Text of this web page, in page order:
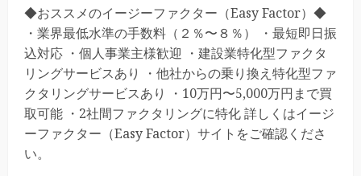
◆おススメのイージーファクター（Easy Factor）◆
・業界最低水準の手数料（２％〜８％） ・最短即日振
込対応 ・個人事業主様歓迎 ・建設業特化型ファクタ
リングサービスあり ・他社からの乗り換え特化型ファ
クタリングサービスあり ・10万円〜5,000万円まで買
取可能 ・2社間ファクタリングに特化 詳しくはイージ
ーファクター（Easy Factor）サイトをご確認くださ
い。